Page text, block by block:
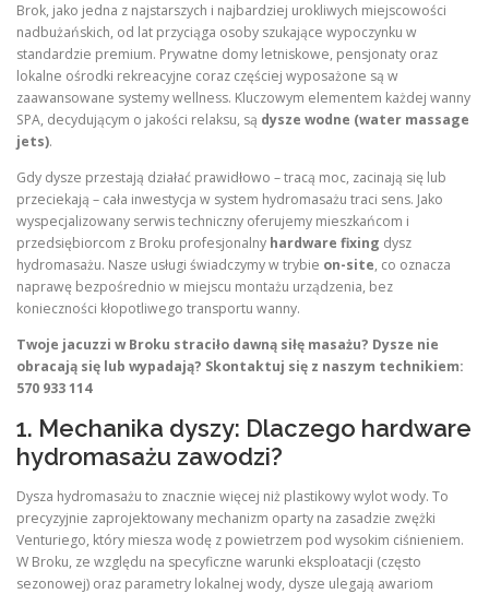
Brok, jako jedna z najstarszych i najbardziej urokliwych miejscowości
nadbużańskich, od lat przyciąga osoby szukające wypoczynku w
standardzie premium. Prywatne domy letniskowe, pensjonaty oraz
lokalne ośrodki rekreacyjne coraz częściej wyposażone są w
zaawansowane systemy wellness. Kluczowym elementem każdej wanny
SPA, decydującym o jakości relaksu, są dysze wodne (water massage
jets).
Gdy dysze przestają działać prawidłowo – tracą moc, zacinają się lub
przeciekają – cała inwestycja w system hydromasażu traci sens. Jako
wyspecjalizowany serwis techniczny oferujemy mieszkańcom i
przedsiębiorcom z Broku profesjonalny hardware fixing dysz
hydromasażu. Nasze usługi świadczymy w trybie on-site, co oznacza
naprawę bezpośrednio w miejscu montażu urządzenia, bez
konieczności kłopotliwego transportu wanny.
Twoje jacuzzi w Broku straciło dawną siłę masażu? Dysze nie
obracają się lub wypadają? Skontaktuj się z naszym technikiem:
570 933 114
1. Mechanika dyszy: Dlaczego hardware
hydromasażu zawodzi?
Dysza hydromasażu to znacznie więcej niż plastikowy wylot wody. To
precyzyjnie zaprojektowany mechanizm oparty na zasadzie zwężki
Venturiego, który miesza wodę z powietrzem pod wysokim ciśnieniem.
W Broku, ze względu na specyficzne warunki eksploatacji (często
sezonowej) oraz parametry lokalnej wody, dysze ulegają awariom